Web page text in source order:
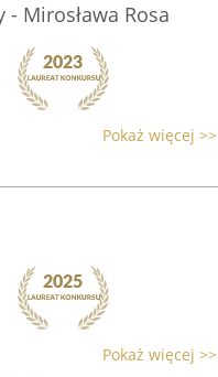
Mirosława Rosa
Pokaż więcej >>
Pokaż więcej >>